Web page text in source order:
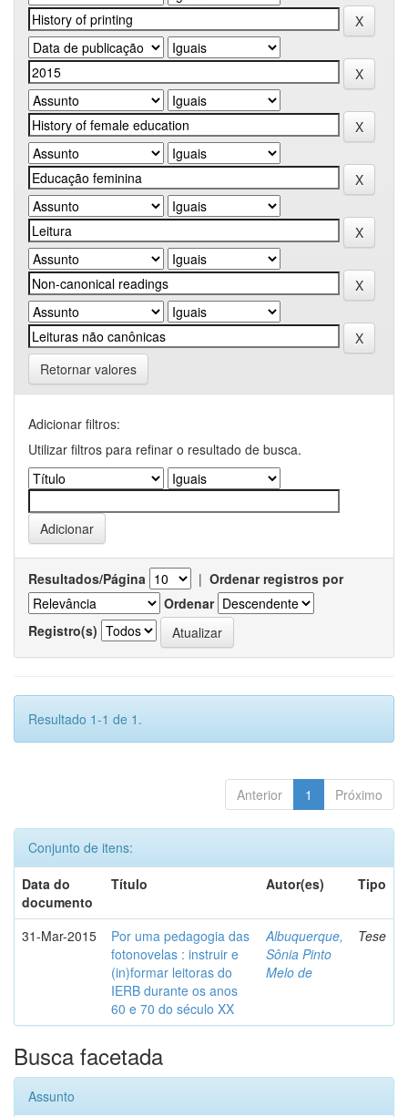
Retornar valores
Adicionar filtros:
Utilizar filtros para refinar o resultado de busca.
Resultados/Página | Ordenar registros por
Ordenar
Registro(s)
Resultado 1-1 de 1.
Anterior 1 Próximo
Conjunto de itens:
Data do
documento
Título Autor(es) Tipo
31-Mar-2015
Por uma pedagogia das
fotonovelas : instruir e
(in)formar leitoras do
IERB durante os anos
60 e 70 do século XX
Albuquerque,
Sônia Pinto
Melo de
Tese
Busca facetada
Assunto